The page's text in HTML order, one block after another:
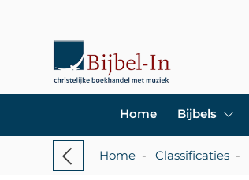
Home Bijbels
Home - Classificaties -